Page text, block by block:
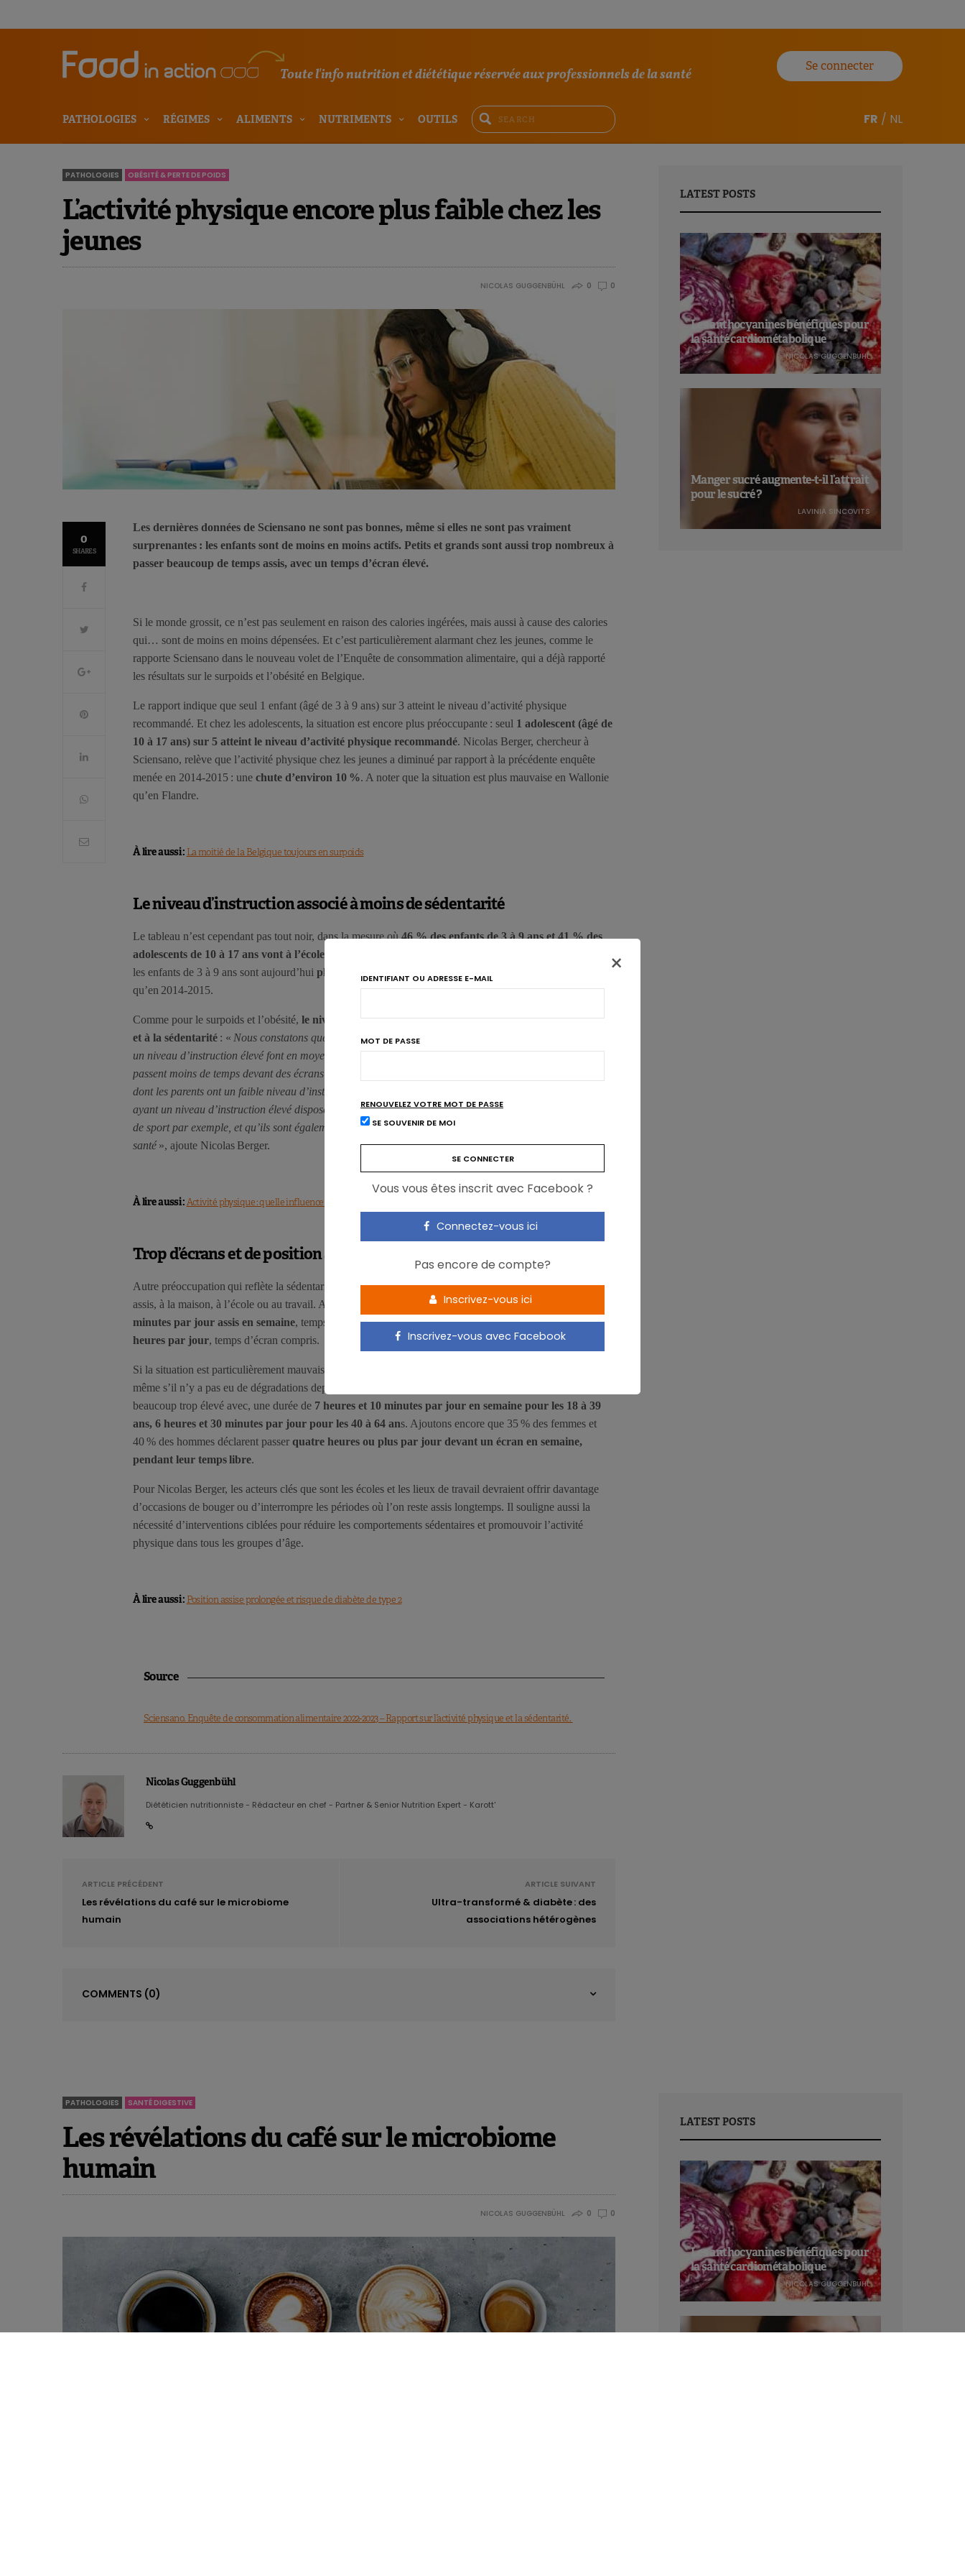
Toute l'info nutrition et diététique réservée aux professionnels de la santé
Se connecter
PATHOLOGIES RÉGIMES ALIMENTS NUTRIMENTS OUTILS FR / NL
PATHOLOGIES OBÉSITÉ & PERTE DE POIDS
L’activité physique encore plus faible chez les
jeunes
NICOLAS GUGGENBÜHL 0 0
0
SHARES
Les dernières données de Sciensano ne sont pas bonnes, même si elles ne sont pas vraiment
surprenantes : les enfants sont de moins en moins actifs. Petits et grands sont aussi trop nombreux à
passer beaucoup de temps assis, avec un temps d’écran élevé.
Si le monde grossit, ce n’est pas seulement en raison des calories ingérées, mais aussi à cause des calories
qui… sont de moins en moins dépensées. Et c’est particulièrement alarmant chez les jeunes, comme le
rapporte Sciensano dans le nouveau volet de l’Enquête de consommation alimentaire, qui a déjà rapporté
les résultats sur le surpoids et l’obésité en Belgique.
Le rapport indique que seul 1 enfant (âgé de 3 à 9 ans) sur 3 atteint le niveau d’activité physique
recommandé. Et chez les adolescents, la situation est encore plus préoccupante : seul 1 adolescent (âgé de
10 à 17 ans) sur 5 atteint le niveau d’activité physique recommandé. Nicolas Berger, chercheur à
Sciensano, relève que l’activité physique chez les jeunes a diminué par rapport à la précédente enquête
menée en 2014-2015 : une chute d’environ 10 %. A noter que la situation est plus mauvaise en Wallonie
qu’en Flandre.
À lire aussi : La moitié de la Belgique toujours en surpoids
Le niveau d’instruction associé à moins de sédentarité
Le tableau n’est cependant pas tout noir, dans la mesure où46 % des enfants de 3 à 9 ans et 41 % des
adolescents de 10 à 17 ans vont à l’école à pied, à vélo ou en trottinette
les enfants de 3 à 9 ans sont aujourd’hui plus nombreux à être membres d’un club sportif
qu’en 2014-2015.
Comme pour le surpoids et l’obésité, le niveau d’instruction s’avère aussi associé à l’activité physique
et à la sédentarité : « Nous constatons que les enfants et les jeunes issus de familles dont les parents ont
un niveau d’instruction élevé font en moyenne plus d’activité physique d’intensité modérée à soutenue et
passent moins de temps devant des écrans que les enfants et les jeunes qui grandissent dans des familles
dont les parents ont un faible niveau d’instruction. Cela s’explique probablement par le fait que les parents
ayant un niveau d’instruction élevé disposent de plus de ressources pour inscrire leur enfant dans un club
de sport par exemple, et qu’ils sont également plus conscients des bénéfices de l’activité physique pour la
santé », ajoute Nicolas Berger.
À lire aussi :Activité physique : quelle influence sur la pression sanguine des ados ?
Trop d’écrans et de position assise
Autre préoccupation qui reflète la sédentarisation des modes de vie : le temps d’écran et le temps passé
assis, à la maison, à l’école ou au travail. Ainsi, les enfants de 3 à 9 ans passent en moyenne
minutes par jour assis en semaine, temps d’écran compris. Les jeunes de 10 à 17 ans ont quasiment8
heures par jour, temps d’écran compris.
Si la situation est particulièrement mauvaise chez les jeunes, les plus âgés sont loin d’être dans les clous,
même s’il n’y a pas eu de dégradations depuis l’enquête précédente. Le temps passé assis reste ainsi
beaucoup trop élevé avec, une durée de 7 heures et 10 minutes par jour en semaine pour les 18 à 39
ans, 6 heures et 30 minutes par jour pour les 40 à 64 ans. Ajoutons encore que 35 % des femmes et
40 % des hommes déclarent passer quatre heures ou plus par jour devant un écran en semaine,
pendant leur temps libre.
Pour Nicolas Berger, les acteurs clés que sont les écoles et les lieux de travail devraient offrir davantage
d’occasions de bouger ou d’interrompre les périodes où l’on reste assis longtemps. Il souligne aussi la
nécessité d’interventions ciblées pour réduire les comportements sédentaires et promouvoir l’activité
physique dans tous les groupes d’âge.
À lire aussi : Position assise prolongée et risque de diabète de type 2
Source
Sciensano. Enquête de consommation alimentaire 2022-2023 – Rapport sur l’activité physique et la sédentarité.
Nicolas Guggenbühl
Diététicien nutritionniste - Rédacteur en chef - Partner & Senior Nutrition Expert - Karott'
ARTICLE PRÉCÉDENT
Les révélations du café sur le microbiome
humain
ARTICLE SUIVANT
Ultra-transformé & diabète : des
associations hétérogènes
COMMENTS (0)
LATEST POSTS
Les anthocyanines bénéfiques pour
la santé cardiométabolique
NICOLAS GUGGENBÜHL
Manger sucré augmente-t-il l’attrait
pour le sucré ?
LAVINIA SINCOVITS
PATHOLOGIES SANTÉ DIGESTIVE
Les révélations du café sur le microbiome
humain
NICOLAS GUGGENBÜHL 0 0
LATEST POSTS
Les anthocyanines bénéfiques pour
la santé cardiométabolique
NICOLAS GUGGENBÜHL
×
IDENTIFIANT OU ADRESSE E-MAIL
MOT DE PASSE
RENOUVELEZ VOTRE MOT DE PASSE
SE SOUVENIR DE MOI
Vous vous êtes inscrit avec Facebook ?
Connectez-vous ici
Pas encore de compte?
Inscrivez-vous ici
Inscrivez-vous avec Facebook